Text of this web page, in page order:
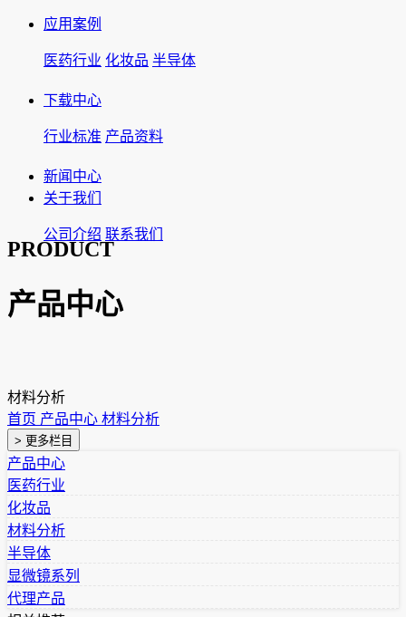
应用案例
医药行业 化妆品 半导体
下载中心
行业标准 产品资料
新闻中心
关于我们
公司介绍 联系我们
PRODUCT
产品中心
材料分析
首页 产品中心 材料分析
> 更多栏目
产品中心
医药行业
化妆品
材料分析
半导体
显微镜系列
代理产品